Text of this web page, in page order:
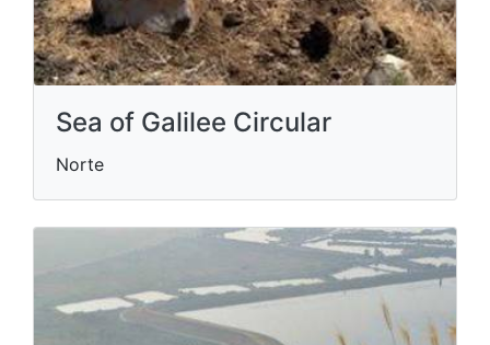
Sea of Galilee Circular
Norte